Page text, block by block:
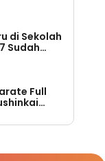
di Sekolah
Sudah
Full